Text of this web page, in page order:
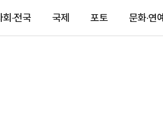
회·전국 국제 포토 문화·연예